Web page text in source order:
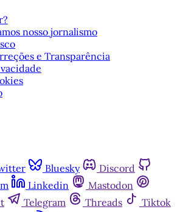
nosso jornalismo
e Transparência
Bluesky
Discord
Linkedin
Mastodon
Telegram Threads
Tiktok